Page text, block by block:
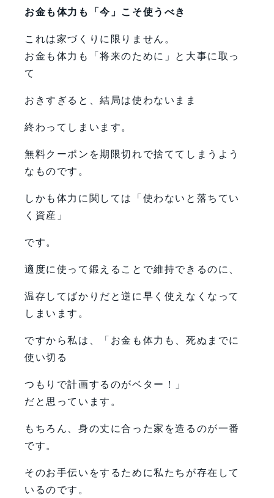
お金も体力も「今」こそ使うべき
これは家づくりに限りません。
お金も体力も「将来のために」と大事に取っ
て
おきすぎると、結局は使わないまま
終わってしまいます。
無料クーポンを期限切れで捨ててしまうよう
なものです。
しかも体力に関しては「使わないと落ちてい
く資産」
です。
適度に使って鍛えることで維持できるのに、
温存してばかりだと逆に早く使えなくなって
しまいます。
ですから私は、「お金も体力も、死ぬまでに
使い切る
つもりで計画するのがベター！」
だと思っています。
もちろん、身の丈に合った家を造るのが一番
です。
そのお手伝いをするために私たちが存在して
いるのです。